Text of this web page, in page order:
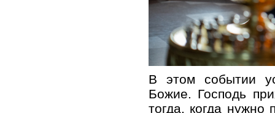
В этом событии
Божие. Господь
тогда, когда нужно